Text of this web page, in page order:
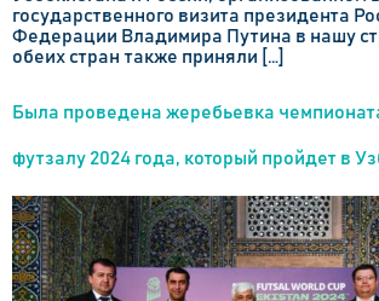
государственного визита президента
Федерации Владимира Путина в нашу
обеих стран также приняли […]
Была проведена жеребьевка
футзалу 2024 года, который пройдет в